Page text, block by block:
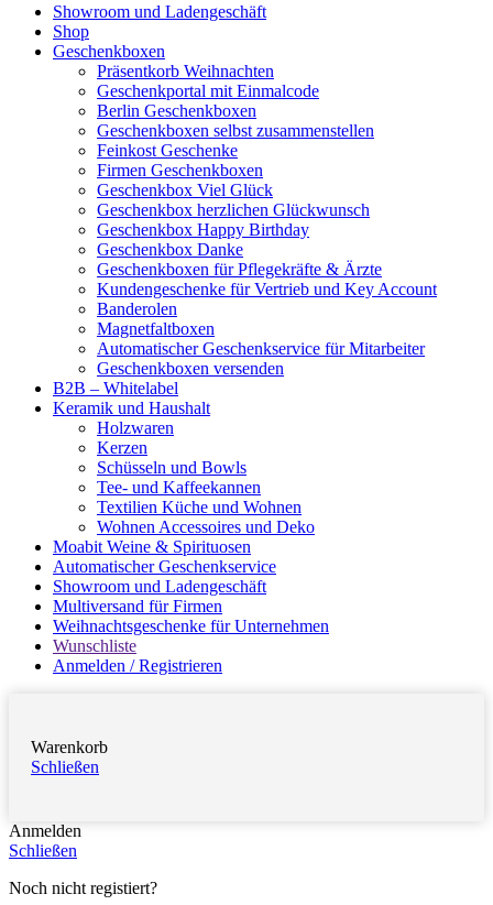
Showroom und Ladengeschäft
Shop
Geschenkboxen
Präsentkorb Weihnachten
Geschenkportal mit Einmalcode
Berlin Geschenkboxen
Geschenkboxen selbst zusammenstellen
Feinkost Geschenke
Firmen Geschenkboxen
Geschenkbox Viel Glück
Geschenkbox herzlichen Glückwunsch
Geschenkbox Happy Birthday
Geschenkbox Danke
Geschenkboxen für Pflegekräfte & Ärzte
Kundengeschenke für Vertrieb und Key Account
Banderolen
Magnetfaltboxen
Automatischer Geschenkservice für Mitarbeiter
Geschenkboxen versenden
B2B – Whitelabel
Keramik und Haushalt
Holzwaren
Kerzen
Schüsseln und Bowls
Tee- und Kaffeekannen
Textilien Küche und Wohnen
Wohnen Accessoires und Deko
Moabit Weine & Spirituosen
Automatischer Geschenkservice
Showroom und Ladengeschäft
Multiversand für Firmen
Weihnachtsgeschenke für Unternehmen
Wunschliste
Anmelden / Registrieren
Warenkorb
Schließen
Anmelden
Schließen
Noch nicht registiert?